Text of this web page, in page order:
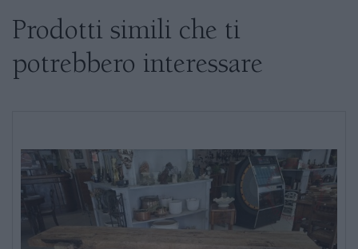
esitate a chiedere informazioni
Prodotti simili che ti
potrebbero interessare